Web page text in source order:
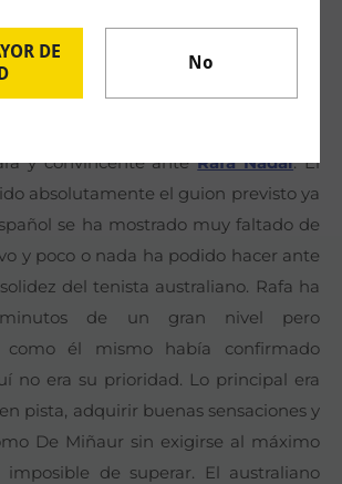
DE
No
y convincente anteRafa Nadal. El
absolutamente el guion previsto ya
se ha mostrado muy faltado de
y poco o nada ha podido hacer ante
del tenista australiano. Rafa ha
de un gran nivel pero
como él mismo había confirmado
no era su prioridad. Lo principal era
pista, adquirir buenas sensaciones y
De Miñaur sin exigirse al máximo
imposible de superar. El australiano